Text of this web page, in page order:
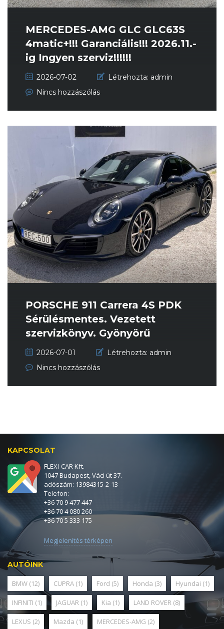
MERCEDES-AMG GLC GLC63S
4matic+!!! Garanciális!!! 2026.11.-
ig Ingyen szerviz!!!!!!
2026-07-02 Létrehozta: admin
Nincs hozzászólás
PORSCHE 911 Carrera 4S PDK
Sérülésmentes. Vezetett
szervizkönyv. Gyönyörű
állapot!!!
2026-07-01 Létrehozta: admin
Nincs hozzászólás
KAPCSOLAT
FLEXI-CAR Kft.
1047 Budapest, Váci út 37.
adószám: 13984315-2-13
Telefon:
+36 70 9 477 447
+36 70 4 080 260
+36 70 5 333 175
Megjelenítés térképen
AUTÓINK
BMW (12) CUPRA (1) Ford (5) Honda (3) Hyundai (1)
INFINITI (1) JAGUAR (1) Kia (1) LAND ROVER (8)
LEXUS (2) Mazda (1) MERCEDES-AMG (2)